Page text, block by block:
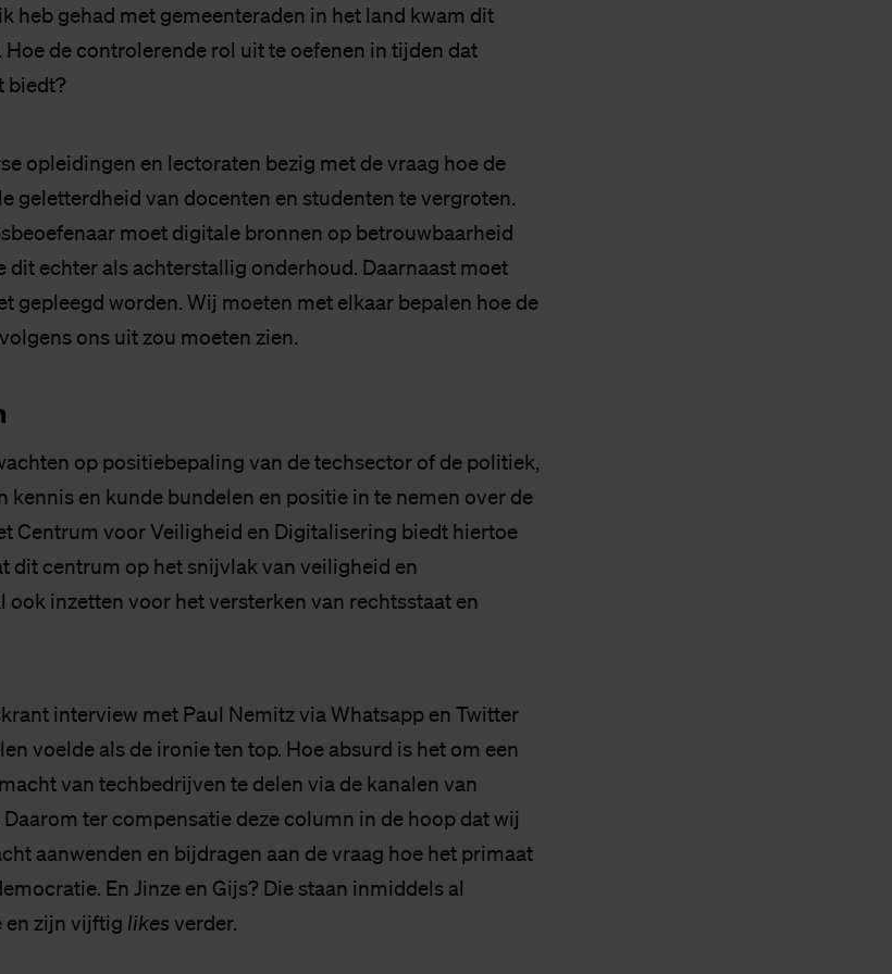
heb gehad met gemeenteraden in het land kwam dit
de controlerende rol uit te oefenen in tijden dat
biedt?
opleidingen en lectoraten bezig met de vraag hoe de
geletterdheid van docenten en studenten te vergroten.
moet digitale bronnen op betrouwbaarheid
dit echter als achterstallig onderhoud. Daarnaast moet
gepleegd worden. Wij moeten met elkaar bepalen hoe de
ons uit zou moeten zien.
op positiebepaling van de techsector of de politiek,
kennis en kunde bundelen en positie in te nemen over de
Centrum voor Veiligheid en Digitalisering biedt hiertoe
dit centrum op het snijvlak van veiligheid en
inzetten voor het versterken van rechtsstaat en
interview met Paul Nemitz via Whatsapp en Twitter
voelde als de ironie ten top. Hoe absurd is het om een
van techbedrijven te delen via de kanalen van
ter compensatie deze column in de hoop dat wij
aanwenden en bijdragen aan de vraag hoe het primaat
En Jinze en Gijs? Die staan inmiddels al
en zijn vijftig likesverder.